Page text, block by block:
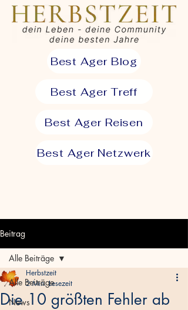
Best Ager Blog
Best Ager Treff
Best Ager Reisen
Best Ager Netzwerk
Beitrag
Alle Beiträge
News
Alle Beiträge
Die 10 größten Fehler ab
Herbstzeit
2 Min. Lesezeit